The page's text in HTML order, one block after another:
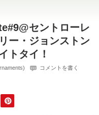
セントローレ
ー・ジョンストン
トタイ！
コメントを書く